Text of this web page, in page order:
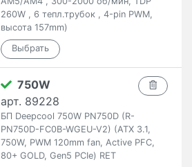
260W , 6 тепл.трубок , 4-pin PWM,
высота 157mm)
750W
арт. 89228
БП Deepcool 750W PN750D (R-
PN750D-FC0B-WGEU-V2) (ATX 3.1,
750W, PWM 120mm fan, Active PFC,
80+ GOLD, Gen5 PCIe) RET